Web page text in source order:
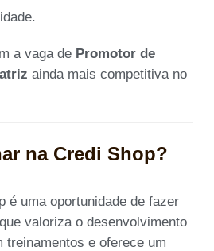
a vaga de Promotor de
ainda mais competitiva no
na Credi Shop?
é uma oportunidade de fazer
valoriza o desenvolvimento
treinamentos e oferece um